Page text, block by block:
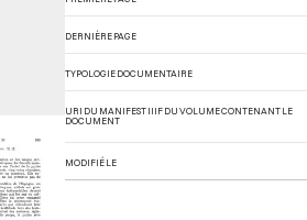
DERNIÈRE PAGE
TYPOLOGIE DOCUMENTAIRE
URI DU MANIFEST IIIF DU VOLUME CONTENANT LE
DOCUMENT
MODIFIÉ LE